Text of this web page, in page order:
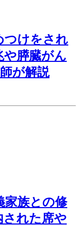
つけをされ
や膵臓がん
が解説
家族との修
された席や